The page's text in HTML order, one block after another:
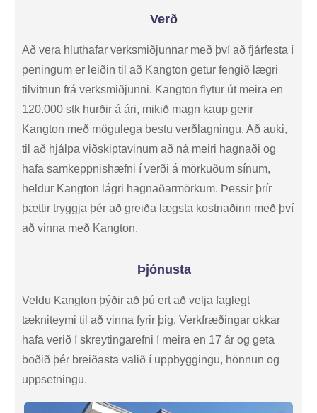
Verð
Að vera hluthafar verksmiðjunnar með því að fjárfesta í
peningum er leiðin til að Kangton getur fengið lægri
tilvitnun frá verksmiðjunni. Kangton flytur út meira en
120.000 stk hurðir á ári, mikið magn kaup gerir
Kangton með mögulega bestu verðlagningu. Að auki,
til að hjálpa viðskiptavinum að ná meiri hagnaði og
hafa samkeppnishæfni í verði á mörkuðum sínum,
heldur Kangton lágri hagnaðarmörkum. Þessir þrír
þættir tryggja þér að greiða lægsta kostnaðinn með því
að vinna með Kangton.
Þjónusta
Veldu Kangton þýðir að þú ert að velja faglegt
tækniteymi til að vinna fyrir þig. Verkfræðingar okkar
hafa verið í skreytingarefni í meira en 17 ár og geta
boðið þér breiðasta valið í uppbyggingu, hönnun og
uppsetningu.